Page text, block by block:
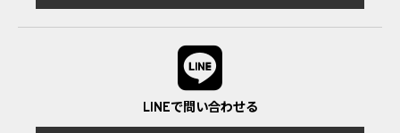
LINEで問い合わせる